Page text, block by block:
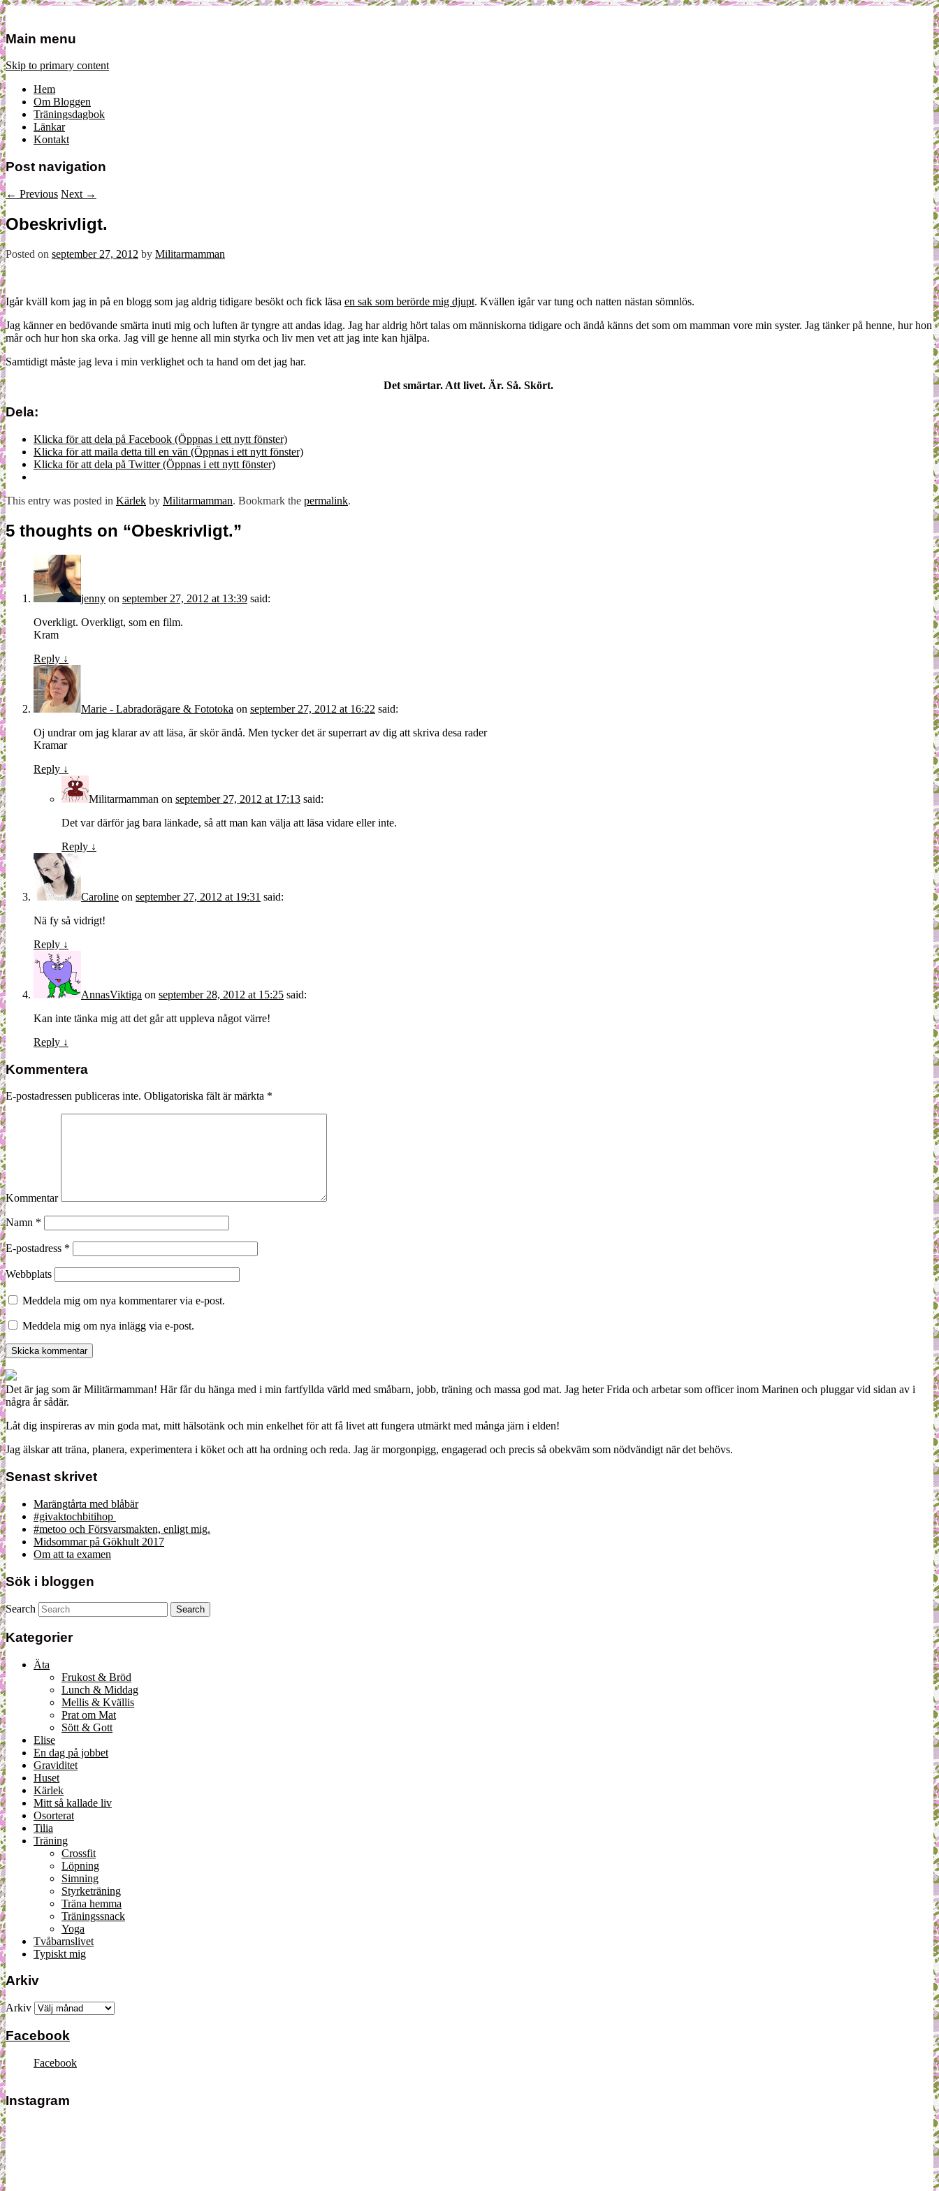
Militärmamman
Mamma, militär och märkbart obekväm
Main menu
Skip to primary content
Hem
Om Bloggen
Träningsdagbok
Länkar
Kontakt
Post navigation
← Previous Next →
Obeskrivligt.
Posted on september 27, 2012 by Militarmamman
Igår kväll kom jag in på en blogg som jag aldrig tidigare besökt och fick läsa en sak som berörde mig djupt. Kvällen igår var tung och natten nästan sömnlös.
Jag känner en bedövande smärta inuti mig och luften är tyngre att andas idag. Jag har aldrig hört talas om människorna tidigare och ändå känns det som om mamman vore min syster. Jag tänker på henne, hur hon
mår och hur hon ska orka. Jag vill ge henne all min styrka och liv men vet att jag inte kan hjälpa.
Samtidigt måste jag leva i min verklighet och ta hand om det jag har.
Det smärtar. Att livet. Är. Så. Skört.
Dela:
Klicka för att dela på Facebook (Öppnas i ett nytt fönster)
Klicka för att maila detta till en vän (Öppnas i ett nytt fönster)
Klicka för att dela på Twitter (Öppnas i ett nytt fönster)
This entry was posted in Kärlek by Militarmamman. Bookmark the permalink.
5 thoughts on “Obeskrivligt.”
jenny on september 27, 2012 at 13:39 said:
Overkligt. Overkligt, som en film.
Kram
Reply ↓
Marie - Labradorägare & Fototoka on september 27, 2012 at 16:22 said:
Oj undrar om jag klarar av att läsa, är skör ändå. Men tycker det är superrart av dig att skriva desa rader
Kramar
Reply ↓
Militarmamman on september 27, 2012 at 17:13 said:
Det var därför jag bara länkade, så att man kan välja att läsa vidare eller inte.
Reply ↓
Caroline on september 27, 2012 at 19:31 said:
Nä fy så vidrigt!
Reply ↓
AnnasViktiga on september 28, 2012 at 15:25 said:
Kan inte tänka mig att det går att uppleva något värre!
Reply ↓
Kommentera
E-postadressen publiceras inte. Obligatoriska fält är märkta *
Kommentar
Namn *
E-postadress *
Webbplats
Meddela mig om nya kommentarer via e-post.
Meddela mig om nya inlägg via e-post.
Det är jag som är Militärmamman! Här får du hänga med i min fartfyllda värld med småbarn, jobb, träning och massa god mat. Jag heter Frida och arbetar som officer inom Marinen och pluggar vid sidan av i
några år sådär.
Låt dig inspireras av min goda mat, mitt hälsotänk och min enkelhet för att få livet att fungera utmärkt med många järn i elden!
Jag älskar att träna, planera, experimentera i köket och att ha ordning och reda. Jag är morgonpigg, engagerad och precis så obekväm som nödvändigt när det behövs.
Senast skrivet
Marängtårta med blåbär
#givaktochbitihop
#metoo och Försvarsmakten, enligt mig.
Midsommar på Gökhult 2017
Om att ta examen
Sök i bloggen
Search
Kategorier
Äta
Frukost & Bröd
Lunch & Middag
Mellis & Kvällis
Prat om Mat
Sött & Gott
Elise
En dag på jobbet
Graviditet
Huset
Kärlek
Mitt så kallade liv
Osorterat
Tilia
Träning
Crossfit
Löpning
Simning
Styrketräning
Träna hemma
Träningssnack
Yoga
Tvåbarnslivet
Typiskt mig
Arkiv
Arkiv
Facebook
Facebook
Instagram